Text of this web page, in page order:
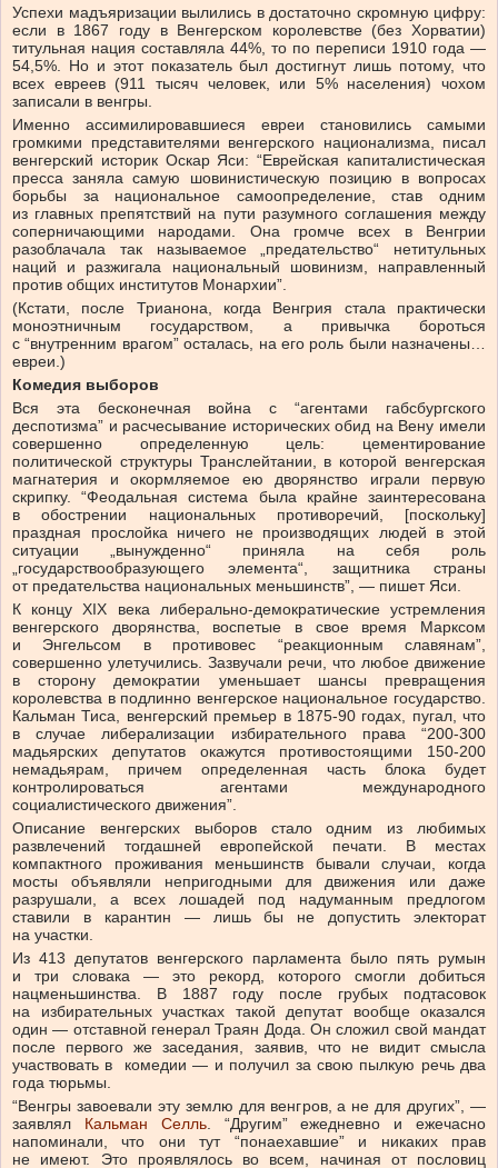
Успехи мадъяризации вылились в достаточно скромную цифру:
если в 1867 году в Венгерском королевстве (без Хорватии)
титульная нация составляла 44%, то по переписи 1910 года —
54,5%. Но и этот показатель был достигнут лишь потому, что
всех евреев (911 тысяч человек, или 5% населения) чохом
записали в венгры.
Именно ассимилировавшиеся евреи становились самыми
громкими представителями венгерского национализма, писал
венгерский историк Оскар Яси: “Еврейская капиталистическая
пресса заняла самую шовинистическую позицию в вопросах
борьбы за национальное самоопределение, став одним
из главных препятствий на пути разумного соглашения между
соперничающими народами. Она громче всех в Венгрии
разоблачала так называемое „предательство“ нетитульных
наций и разжигала национальный шовинизм, направленный
против общих институтов Монархии”.
(Кстати, после Трианона, когда Венгрия стала практически
моноэтничным государством, а привычка бороться
с “внутренним врагом” осталась, на его роль были назначены…
евреи.)
Комедия выборов
Вся эта бесконечная война с “агентами габсбургского
деспотизма” и расчесывание исторических обид на Вену имели
совершенно определенную цель: цементирование
политической структуры Транслейтании, в которой венгерская
магнатерия и окормляемое ею дворянство играли первую
скрипку. “Феодальная система была крайне заинтересована
в обострении национальных противоречий, [поскольку]
праздная прослойка ничего не производящих людей в этой
ситуации „вынужденно“ приняла на себя роль
„государствообразующего элемента“, защитника страны
от предательства национальных меньшинств”, — пишет Яси.
К концу XIX века либерально-демократические устремления
венгерского дворянства, воспетые в свое время Марксом
и Энгельсом в противовес “реакционным славянам”,
совершенно улетучились. Зазвучали речи, что любое движение
в сторону демократии уменьшает шансы превращения
королевства в подлинно венгерское национальное государство.
Кальман Тиса, венгерский премьер в 1875-90 годах, пугал, что
в случае либерализации избирательного права “200-300
мадьярских депутатов окажутся противостоящими 150-200
немадьярам, причем определенная часть блока будет
контролироваться агентами международного
социалистического движения”.
Описание венгерских выборов стало одним из любимых
развлечений тогдашней европейской печати. В местах
компактного проживания меньшинств бывали случаи, когда
мосты объявляли непригодными для движения или даже
разрушали, а всех лошадей под надуманным предлогом
ставили в карантин — лишь бы не допустить электорат
на участки.
Из 413 депутатов венгерского парламента было пять румын
и три словака — это рекорд, которого смогли добиться
нацменьшинства. В 1887 году после грубых подтасовок
на избирательных участках такой депутат вообще оказался
один — отставной генерал Траян Дода. Он сложил свой мандат
после первого же заседания, заявив, что не видит смысла
участвовать в комедии — и получил за свою пылкую речь два
года тюрьмы.
“Венгры завоевали эту землю для венгров, а не для других”, —
заявлял Кальман Селль. “Другим” ежедневно и ежечасно
напоминали, что они тут “понаехавшие” и никаких прав
не имеют. Это проявлялось во всем, начиная от пословиц